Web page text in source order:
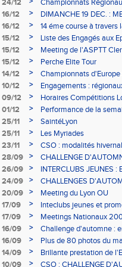
24/12
Championnats
16/12
>
DIMANCHE 19 DEC. :
16/12
>
14 éme course à travers
15/12
>
Liste des Engagés aux
15/12
>
Meeting de l'ASPTT
15/12
>
Perche Elite Tour
14/12
>
Championnats d'Europe
10/12
>
Engagements :
09/12
>
Horaires Compétitions
01/12
>
Performance de la
25/11
>
SaintéLyon
25/11
>
Les Myriades
23/11
>
CSO : modalités
28/09
>
CHALLENGE
26/09
>
INTERCLUBS JEUNES :
24/09
>
CHALLENGES
20/09
>
Meeting du Lyon OU
17/09
>
Inteclubs jeunes et
17/09
>
Meetings Nationaux
16/09
>
Challenge d'automne :
16/09
>
Plus de 80 photos du
14/09
>
Brillante prestation de
Sabadell (Espagne) ce
10/09 > CSO : CHALLENGE